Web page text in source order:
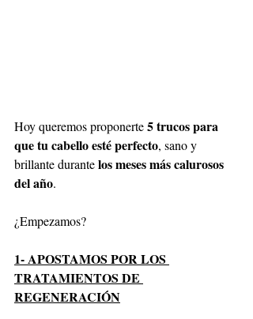
Hoy queremos proponerte 5 trucos para
que tu cabello esté perfecto, sano y
brillante durante los meses más calurosos
del año.
¿Empezamos?
1- APOSTAMOS POR LOS
TRATAMIENTOS DE
REGENERACIÓN